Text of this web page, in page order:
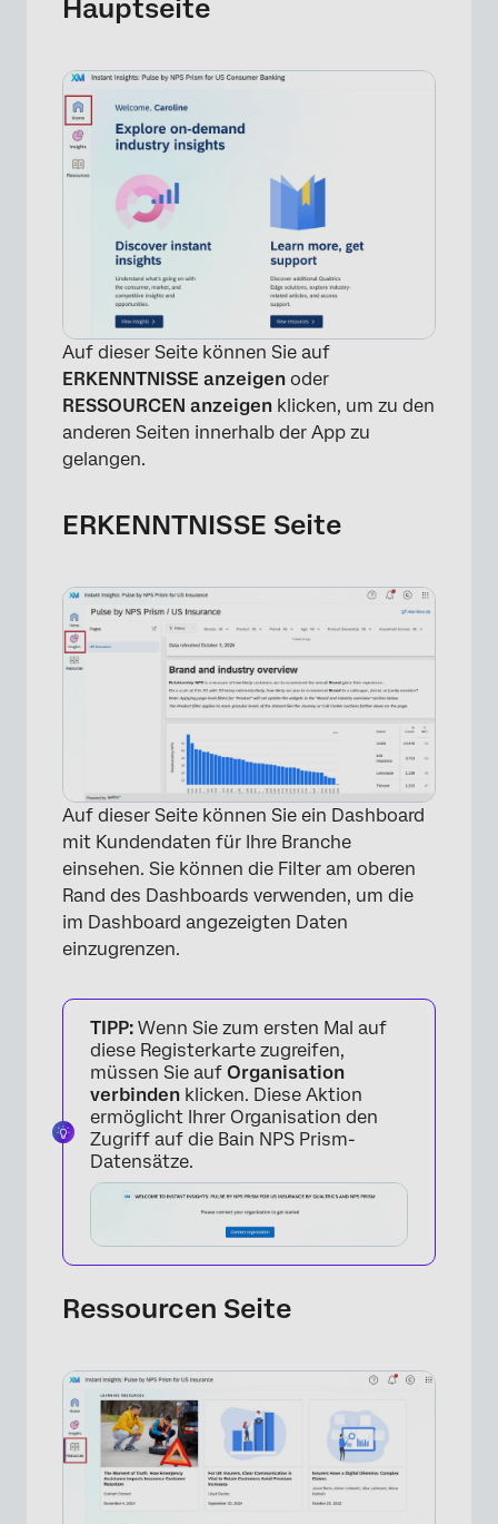
Hauptseite
×
Auf dieser Seite können Sie auf
ERKENNTNISSE anzeigen oder
RESSOURCEN anzeigen klicken, um zu den
anderen Seiten innerhalb der App zu
gelangen.
ERKENNTNISSE Seite
Auf dieser Seite können Sie ein Dashboard
mit Kundendaten für Ihre Branche
einsehen. Sie können die Filter am oberen
Rand des Dashboards verwenden, um die
im Dashboard angezeigten Daten
einzugrenzen.
TIPP: Wenn Sie zum ersten Mal auf
diese Registerkarte zugreifen,
müssen Sie auf Organisation
verbinden klicken. Diese Aktion
ermöglicht Ihrer Organisation den
Zugriff auf die Bain NPS Prism-
Datensätze.
Ressourcen Seite